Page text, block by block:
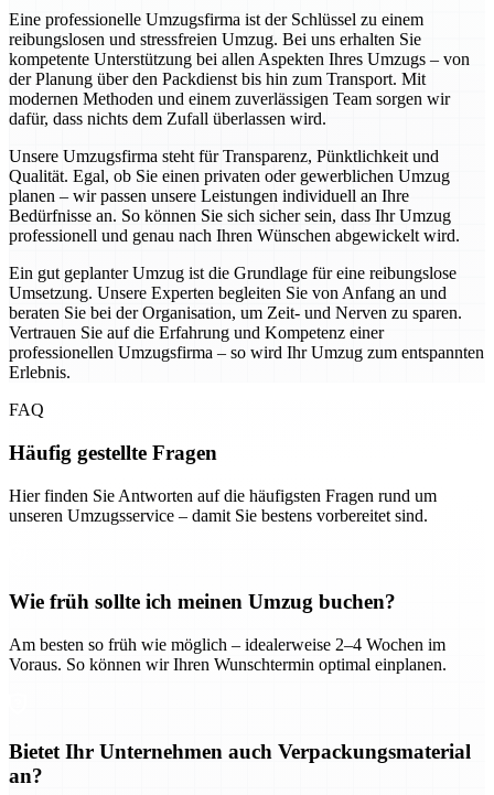
Eine professionelle Umzugsfirma ist der Schlüssel zu einem
reibungslosen und stressfreien Umzug. Bei uns erhalten Sie
kompetente Unterstützung bei allen Aspekten Ihres Umzugs – von
der Planung über den Packdienst bis hin zum Transport. Mit
modernen Methoden und einem zuverlässigen Team sorgen wir
dafür, dass nichts dem Zufall überlassen wird.
Unsere Umzugsfirma steht für Transparenz, Pünktlichkeit und
Qualität. Egal, ob Sie einen privaten oder gewerblichen Umzug
planen – wir passen unsere Leistungen individuell an Ihre
Bedürfnisse an. So können Sie sich sicher sein, dass Ihr Umzug
professionell und genau nach Ihren Wünschen abgewickelt wird.
Ein gut geplanter Umzug ist die Grundlage für eine reibungslose
Umsetzung. Unsere Experten begleiten Sie von Anfang an und
beraten Sie bei der Organisation, um Zeit- und Nerven zu sparen.
Vertrauen Sie auf die Erfahrung und Kompetenz einer
professionellen Umzugsfirma – so wird Ihr Umzug zum entspannten
Erlebnis.
FAQ
Häufig gestellte Fragen
Hier finden Sie Antworten auf die häufigsten Fragen rund um
unseren Umzugsservice – damit Sie bestens vorbereitet sind.
Wie früh sollte ich meinen Umzug buchen?
Am besten so früh wie möglich – idealerweise 2–4 Wochen im
Voraus. So können wir Ihren Wunschtermin optimal einplanen.
Bietet Ihr Unternehmen auch Verpackungsmaterial
an?